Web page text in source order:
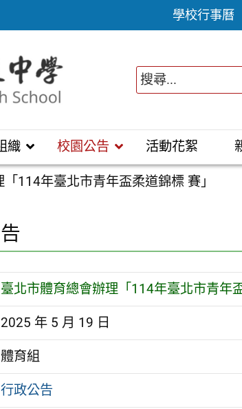
學校行事曆
織 校園公告 活動花絮
114年臺北市青年盃柔道錦標 賽」
臺北市體育總會辦理「114年臺北市青年
2025 年 5 月 19 日
體育組
行政公告